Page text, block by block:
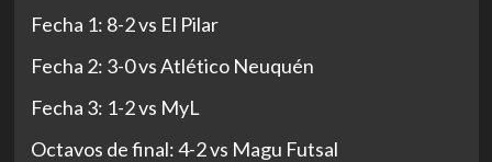
Fecha 1: 8-2 vs El Pilar
Fecha 2: 3-0 vs Atlético Neuquén
Fecha 3: 1-2 vs MyL
Octavos de final: 4-2 vs Magu Futsal